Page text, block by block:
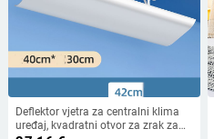
Deflektor vjetra za centralni klima
uređaj, kvadratni otvor za zrak za